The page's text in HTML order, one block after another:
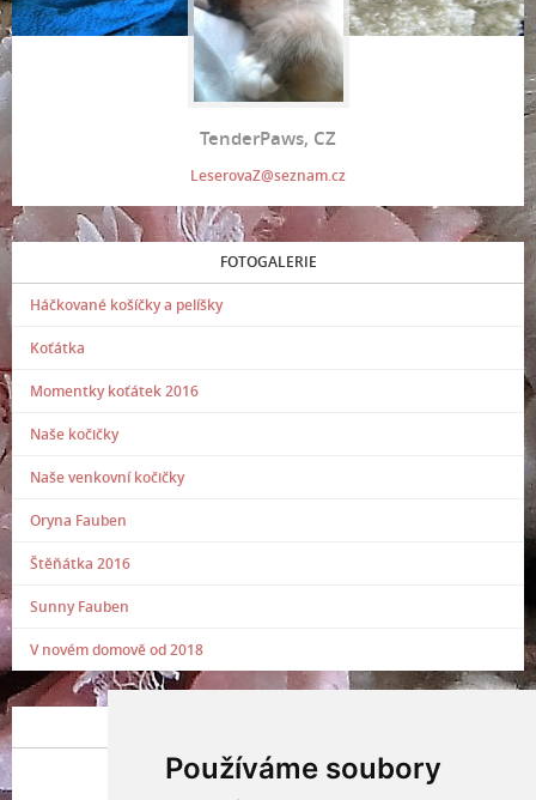
Používáme soubory
TenderPaws, CZ
LeserovaZ@seznam.cz
FOTOGALERIE
Háčkované košíčky a pelíšky
Koťátka
Momentky koťátek 2016
Naše kočičky
Naše venkovní kočičky
Oryna Fauben
Štěňátka 2016
Sunny Fauben
V novém domově od 2018